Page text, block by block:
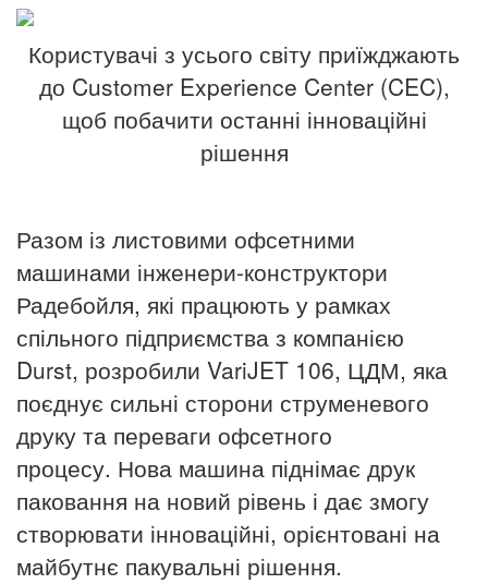
Користувачі з усього світу приїжджають
до Customer Experience Center (CEC),
щоб побачити останні інноваційні
рішення
Разом із листовими офсетними
машинами інженери-конструктори
Радебойля, які працюють у рамках
спільного підприємства з компанією
Durst, розробили VariJET 106, ЦДМ, яка
поєднує сильні сторони струменевого
друку та переваги офсетного
процесу. Нова машина піднімає друк
паковання на новий рівень і дає змогу
створювати інноваційні, орієнтовані на
майбутнє пакувальні рішення.